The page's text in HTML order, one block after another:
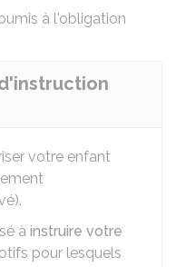
à l'obligation
votre enfant
à instruire votre
pour lesquels